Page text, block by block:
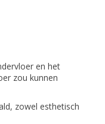
en het
zou kunnen
zowel esthetisch